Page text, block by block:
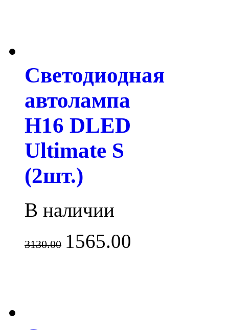
Светодиодная
автолампа
H16 DLED
Ultimate S
(2шт.)
В наличии
3130.00 1565.00